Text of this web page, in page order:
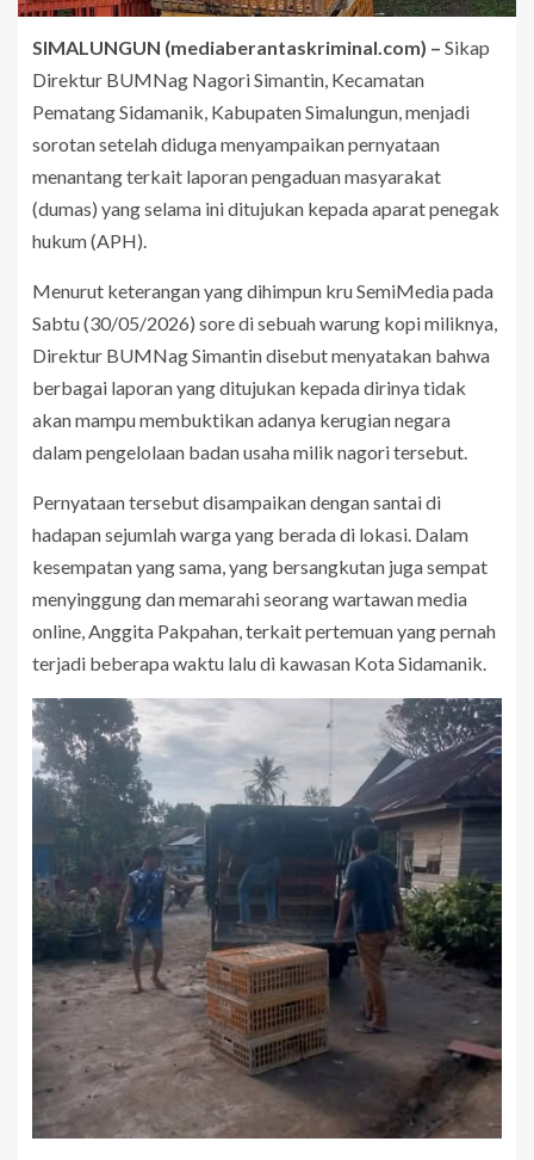
SIMALUNGUN (mediaberantaskriminal.com) – Sikap
Direktur BUMNag Nagori Simantin, Kecamatan
Pematang Sidamanik, Kabupaten Simalungun, menjadi
sorotan setelah diduga menyampaikan pernyataan
menantang terkait laporan pengaduan masyarakat
(dumas) yang selama ini ditujukan kepada aparat penegak
hukum (APH).
Menurut keterangan yang dihimpun kru SemiMedia pada
Sabtu (30/05/2026) sore di sebuah warung kopi miliknya,
Direktur BUMNag Simantin disebut menyatakan bahwa
berbagai laporan yang ditujukan kepada dirinya tidak
akan mampu membuktikan adanya kerugian negara
dalam pengelolaan badan usaha milik nagori tersebut.
Pernyataan tersebut disampaikan dengan santai di
hadapan sejumlah warga yang berada di lokasi. Dalam
kesempatan yang sama, yang bersangkutan juga sempat
menyinggung dan memarahi seorang wartawan media
online, Anggita Pakpahan, terkait pertemuan yang pernah
terjadi beberapa waktu lalu di kawasan Kota Sidamanik.